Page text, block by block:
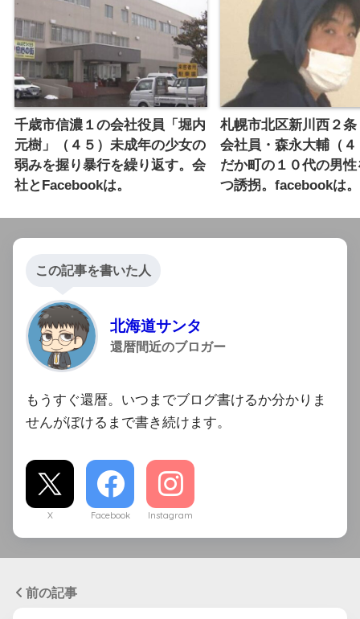
千歳市信濃１の会社役員「堀内
元樹」（４５）未成年の少女の
弱みを握り暴行を繰り返す。会
社とFacebookは。
札幌市北区新川西２
会社員・森永大輔（
だか町の１０代の男
つ誘拐。facebookは。
この記事を書いた人
北海道サンタ
還暦間近のブロガー
もうすぐ還暦。いつまでブログ書けるか分かりま
せんがぼけるまで書き続けます。
X Facebook Instagram
前の記事